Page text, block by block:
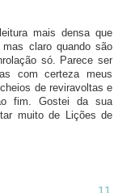
mais densa que
claro quando são
só. Parece ser
com certeza meus
de reviravoltas e
fim. Gostei da sua
muito de Lições de